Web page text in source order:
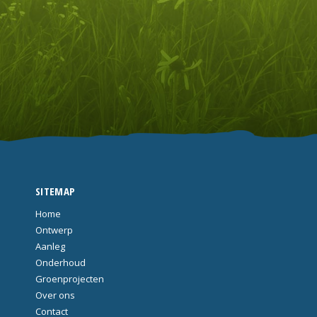
SITEMAP
Home
Ontwerp
Aanleg
Onderhoud
Groenprojecten
Over ons
Contact